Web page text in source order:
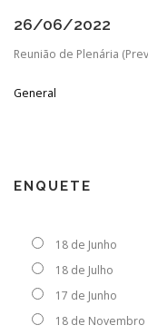
PESQUISA DE
26/06/2022
Reunião de Plenária
General
ENQUETE
18 de Junho
18 de Julho
17 de Junho
18 de Novembro